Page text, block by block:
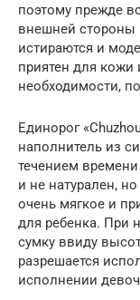
поэтому прежде
внешней стороны
истираются и
приятен для кожи
необходимости,
Единорог
наполнитель из
течением времени
и не натурален,
очень мягкое и
для ребенка. При
сумку ввиду
разрешается
исполнении